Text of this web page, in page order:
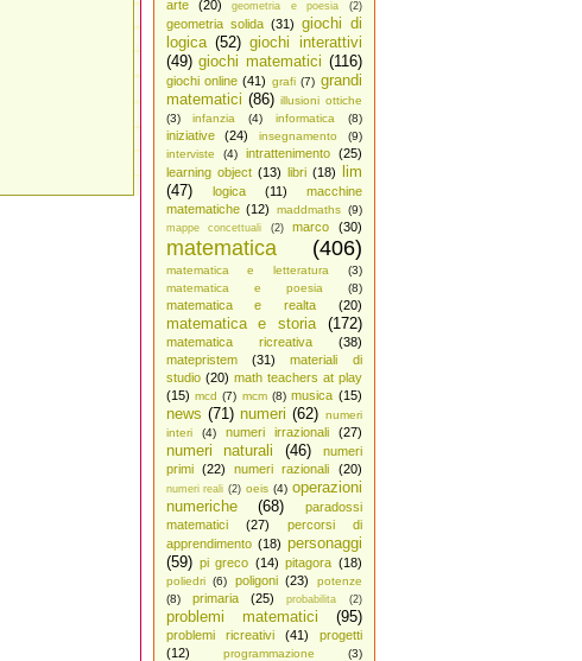
arte
(20) geometria e poesia (2)
geometria solida (31) giochi di
logica (52) giochi interattivi
(49) giochi matematici (116)
giochi online (41) grafi (7) grandi
matematici (86) illusioni ottiche
(3)
infanzia (4) informatica (8)
iniziative (24) insegnamento
(9)
interviste
(4) intrattenimento
(25)
learning object (13) libri (18)
lim
(47)
logica (11)
macchine
matematiche (12) maddmaths (9)
mappe concettuali (2) marco (30)
matematica (406)
matematica e letteratura
(3)
matematica e poesia
(8)
matematica e realta (20)
matematica e storia (172)
matematica ricreativa
(38)
matepristem
(31)
materiali di
studio (20) math teachers at play
(15) mcd (7) mcm (8) musica (15)
news (71) numeri (62) numeri
interi
(4) numeri irrazionali (27)
numeri naturali (46)
numeri
primi
(22) numeri razionali (20)
numeri reali (2) oeis (4) operazioni
numeriche
(68)
paradossi
matematici
(27)
percorsi di
apprendimento (18) personaggi
(59) pi greco (14) pitagora (18)
poliedri (6) poligoni (23)
potenze
(8)
primaria (25) probabilita (2)
problemi matematici (95)
problemi ricreativi (41)
progetti
(12)
programmazione
(3)